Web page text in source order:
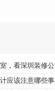
应该注意哪些事